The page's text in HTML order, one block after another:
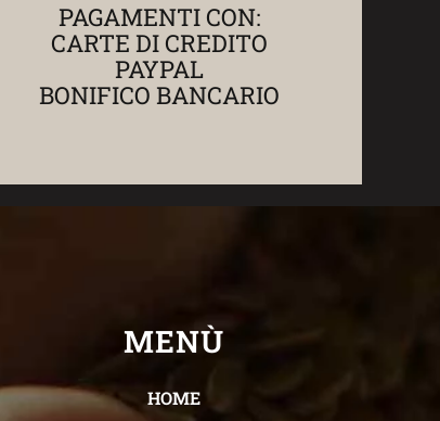
PAGAMENTI CON:
CARTE DI CREDITO
PAYPAL
BONIFICO BANCARIO
MENÙ
HOME